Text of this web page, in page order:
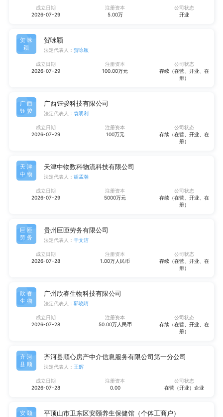
成立日期
2026-07-29
注册资本
5.00万
公司状态
开业
贺咏
颖
贺咏颖
法定代表人： 贺咏颖
成立日期
2026-07-29
注册资本
100.00万元
公司状态
存续（在营、开业、在
册）
广西
钰骏
广西钰骏科技有限公司
法定代表人： 袁明利
成立日期
2026-07-29
注册资本
100万元
公司状态
存续（在营、开业、在
册）
天津
中物
天津中物数科物流科技有限公司
法定代表人： 胡孟瀚
成立日期
2026-07-29
注册资本
5000万元
公司状态
存续（在营、开业、在
册）
巨匝
劳务
贵州巨匝劳务有限公司
法定代表人： 干文洁
成立日期
2026-07-28
注册资本
1.00万人民币
公司状态
存续（在营、开业、在
册）
欣睿
生物
广州欣睿生物科技有限公司
法定代表人： 郭晓晴
成立日期
2026-07-28
注册资本
50.00万人民币
公司状态
存续（在营、开业、在
册）
齐河
县顺
齐河县顺心房产中介信息服务有限公司第一分公司
法定代表人： 王辉
成立日期
2026-07-28
注册资本
0.00
公司状态
在营（开业）企业
安颐 平顶山市卫东区安颐养生保健馆（个体工商户）